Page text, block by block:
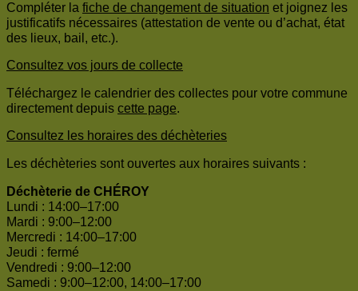
Compléter la fiche de changement de situation et joignez les
justificatifs nécessaires (attestation de vente ou d’achat, état
des lieux, bail, etc.).
Consultez vos jours de collecte
Téléchargez le calendrier des collectes pour votre commune
directement depuis cette page.
Consultez les horaires des déchèteries
Les déchèteries sont ouvertes aux horaires suivants :
Déchèterie de CHÉROY
Lundi : 14:00–17:00
Mardi : 9:00–12:00
Mercredi : 14:00–17:00
Jeudi : fermé
Vendredi : 9:00–12:00
Samedi : 9:00–12:00, 14:00–17:00